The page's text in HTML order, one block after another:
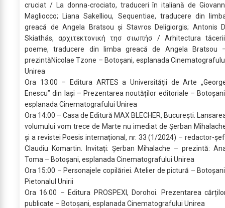
cruciat / La donna-crociato, traduceri în italiană de
Magliocco; Liana Sakelliou, Sequentiae, traducere din
greacă de Angela Bratsou și Stavros Deligiorgis; Antonis
Skiathás, αρχιτεκτονική τησ σιωπήσ / Arhitectura
poeme, traducere din limba greacă de Angela Bratsou
prezintăNicolae Tzone – Botoșani, esplanada
Unirea
Ora 13:00 – Editura ARTES a Universității de Arte
Enescu” din Iași – Prezentarea noutăților editoriale –
esplanada Cinematografului Unirea
Ora 14:00 – Casa de Editură MAX BLECHER, București.
volumului vom trece de Marte nu imediat de Șerban
și a revistei Poesis internațional, nr. 33 (1/2024) – redactor-
Claudiu Komartin. Invitați: Șerban Mihalache – prezintă:
Toma – Botoșani, esplanada Cinematografului Unirea
Ora 15:00 – Personajele copilăriei. Atelier de pictură –
Pietonalul Unirii
Ora 16:00 – Editura PROSPEXI, Dorohoi. Prezentarea
publicate – Botoșani, esplanada Cinematografului Unirea